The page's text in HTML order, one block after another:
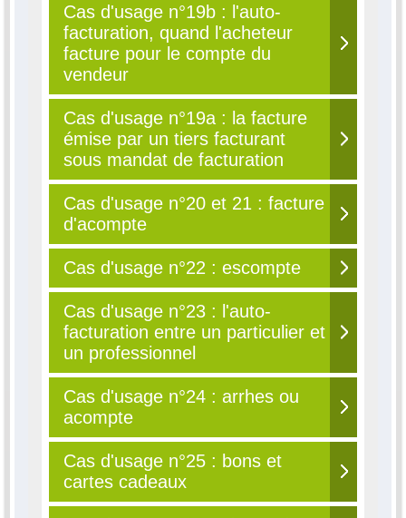
Cas d'usage n°19b : l'auto-
facturation, quand l'acheteur
facture pour le compte du
vendeur
Cas d'usage n°19a : la facture
émise par un tiers facturant
sous mandat de facturation
Cas d'usage n°20 et 21 : facture
d'acompte
Cas d'usage n°22 : escompte
Cas d'usage n°23 : l'auto-
facturation entre un particulier et
un professionnel
Cas d'usage n°24 : arrhes ou
acompte
Cas d'usage n°25 : bons et
cartes cadeaux